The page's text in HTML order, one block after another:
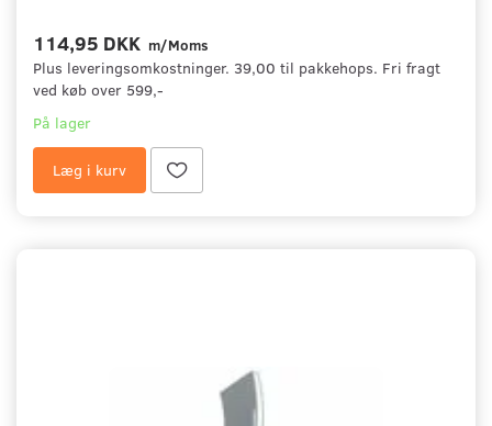
114,95 DKK m/Moms
Plus leveringsomkostninger. 39,00 til pakkehops. Fri fragt
ved køb over 599,-
På lager
Læg i kurv